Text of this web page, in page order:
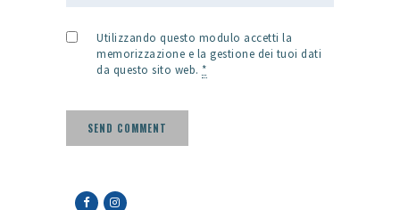
Utilizzando questo modulo accetti la
memorizzazione e la gestione dei tuoi dati
da questo sito web. *